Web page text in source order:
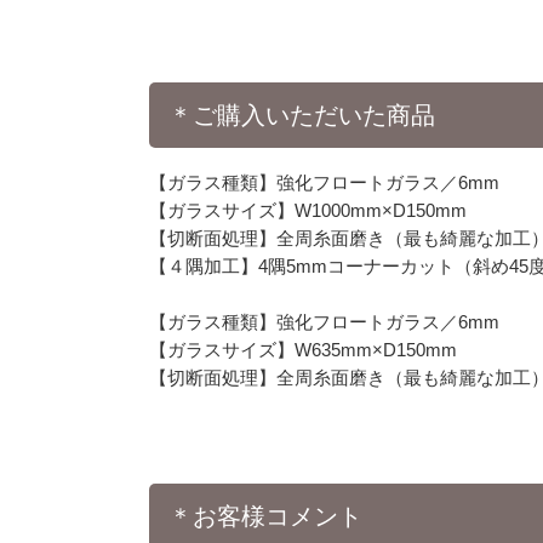
＊ご購入いただいた商品
【ガラス種類】強化フロートガラス／6mm
【ガラスサイズ】W1000mm×D150mm
【切断面処理】全周糸面磨き（最も綺麗な加工）
【４隅加工】4隅5mmコーナーカット（斜め45度
【ガラス種類】強化フロートガラス／6mm
【ガラスサイズ】W635mm×D150mm
【切断面処理】全周糸面磨き（最も綺麗な加工）
＊お客様コメント